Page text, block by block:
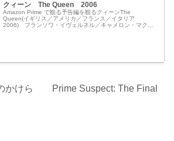
クィーン The Queen 2006
Amazon Prime で観る予告編を観るクィーンThe
Queen(イギリス／アメリカ／フランス／イタリア
2006) フランソワ・イヴェルネル／キャメロン・マクラ
かけら Prime Suspect: The Final